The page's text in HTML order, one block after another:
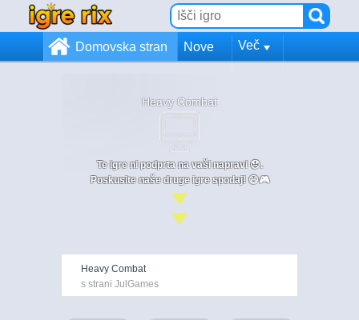
Domovska stran Nove Več
Heavy Combat
Te igre ni podprta na vaši napravi 😞.
Poskusite naše druge igre spodaj! 😄🎮
Heavy Combat
s strani JulGames